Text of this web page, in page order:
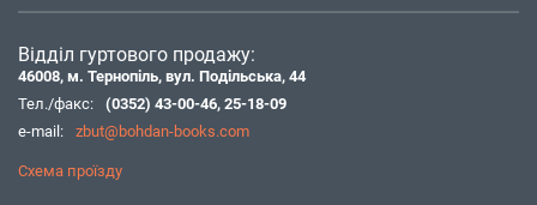
Відділ гуртового продажу:
46008, м. Тернопіль, вул. Подільська, 44
Тел./факс:
(0352) 43-00-46, 25-18-09
e-mail:
zbut@bohdan-books.com
Схема проїзду